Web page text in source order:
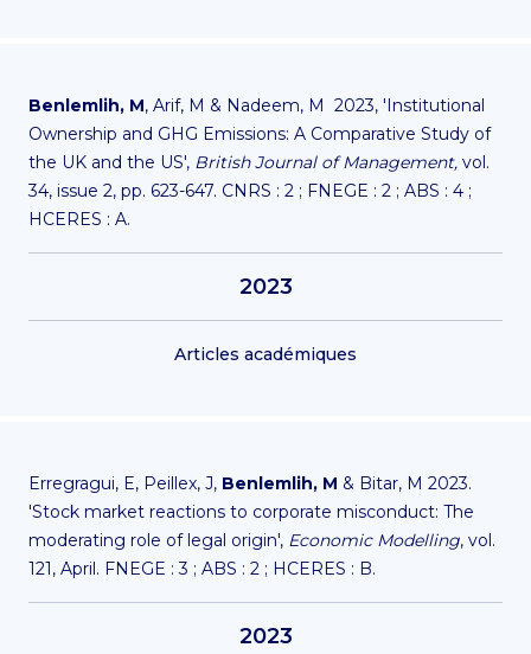
Benlemlih, M, Arif, M & Nadeem, M 2023, 'Institutional
Ownership and GHG Emissions: A Comparative Study of
the UK and the US', British Journal of Management, vol.
34, issue 2, pp. 623-647. CNRS : 2 ; FNEGE : 2 ; ABS : 4 ;
HCERES : A.
2023
Articles académiques
Erregragui, E, Peillex, J, Benlemlih, M & Bitar, M 2023.
'Stock market reactions to corporate misconduct: The
moderating role of legal origin', Economic Modelling, vol.
121, April. FNEGE : 3 ; ABS : 2 ; HCERES : B.
2023